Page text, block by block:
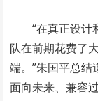
“在真正设
队在前期花费了
端。”朱国平总结
面向未来、兼容